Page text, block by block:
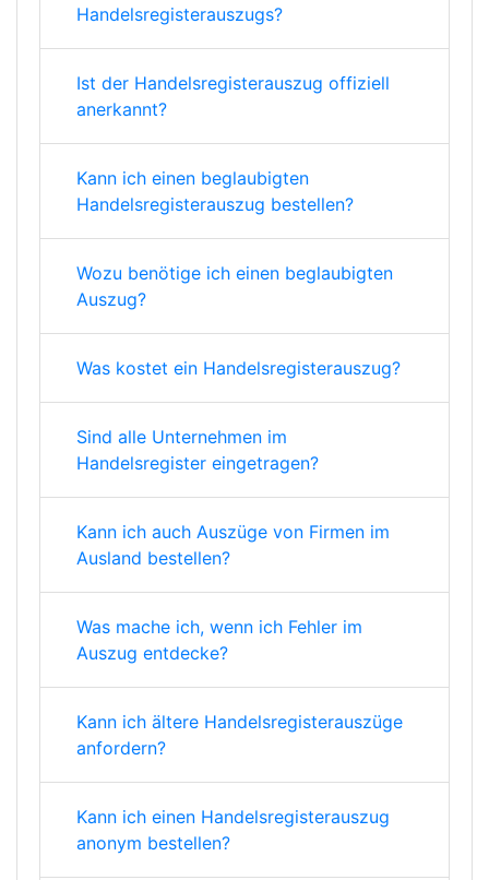
Handelsregisterauszugs?
Ist der Handelsregisterauszug offiziell
anerkannt?
Kann ich einen beglaubigten
Handelsregisterauszug bestellen?
Wozu benötige ich einen beglaubigten
Auszug?
Was kostet ein Handelsregisterauszug?
Sind alle Unternehmen im
Handelsregister eingetragen?
Kann ich auch Auszüge von Firmen im
Ausland bestellen?
Was mache ich, wenn ich Fehler im
Auszug entdecke?
Kann ich ältere Handelsregisterauszüge
anfordern?
Kann ich einen Handelsregisterauszug
anonym bestellen?